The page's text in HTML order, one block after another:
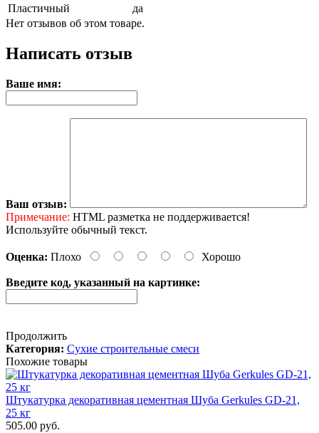
Пластичный
да
Нет отзывов об этом товаре.
Написать отзыв
Ваше имя:
Ваш отзыв:
Примечание: HTML разметка не поддерживается!
Используйте обычный текст.
Оценка: Плохо Хорошо
Введите код, указанный на картинке:
Продолжить
Категория: Сухие строительные смеси
Похожие товары
Штукатурка декоративная цементная Шуба Gerkules GD-21,
25 кг
505.00 руб.